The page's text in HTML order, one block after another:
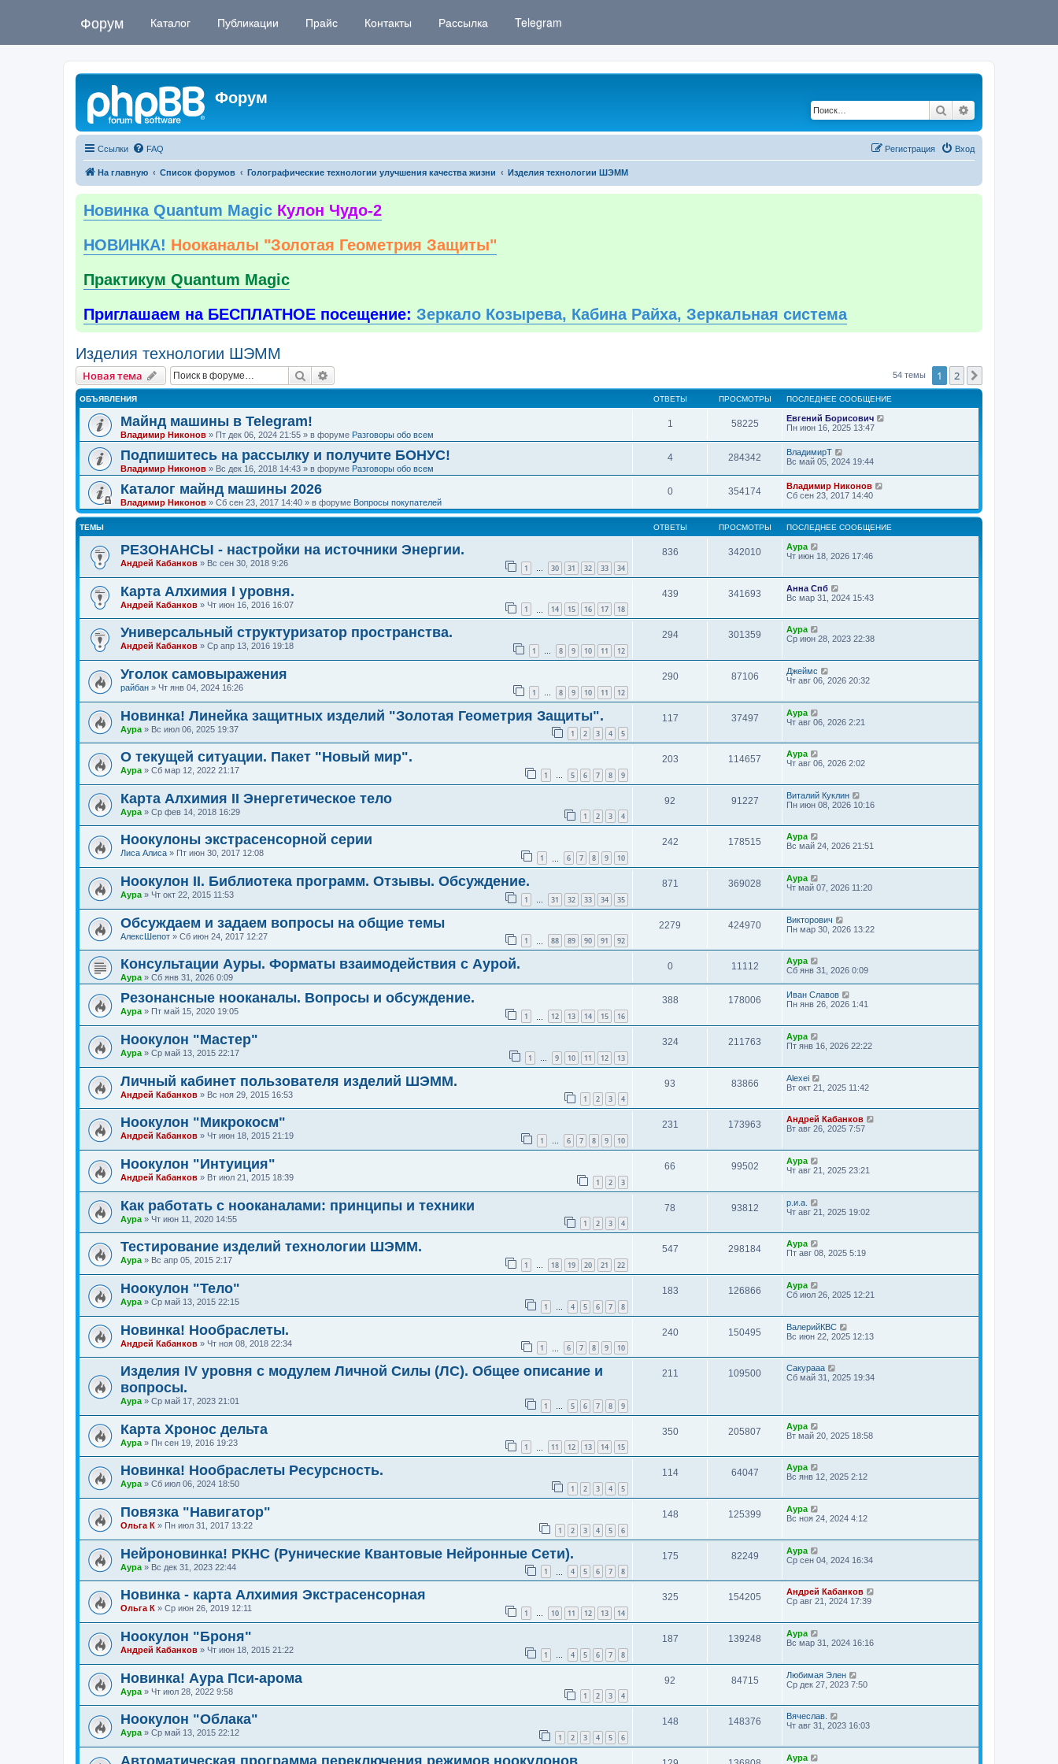
Форум Каталог Публикации Прайс Контакты Рассылка Telegram
Форум
Поиск
Ссылки FAQ Вход
Регистрация
На главную Список форумов Голографические технологии улучшения качества жизни Изделия технологии ШЭММ
Новинка Quantum Magic Кулон Чудо-2
НОВИНКА! Нооканалы "Золотая Геометрия Защиты"
Практикум Quantum Magic
Приглашаем на БЕСПЛАТНОЕ посещение: Зеркало Козырева, Кабина Райха, Зеркальная система
Изделия технологии ШЭММ
Новая тема Поиск 54 темы 1 2
ОБЪЯВЛЕНИЯ ОТВЕТЫ ПРОСМОТРЫ ПОСЛЕДНЕЕ СООБЩЕНИЕ
Майнд машины в Telegram!
Владимир Никонов » Пт дек 06, 2024 21:55 » в форуме Разговоры обо всем
1 58225
Евгений Борисович
Пн июн 16, 2025 13:47
Подпишитесь на рассылку и получите БОНУС!
Владимир Никонов » Вс дек 16, 2018 14:43 » в форуме Разговоры обо всем
4 284342
ВладимирТ
Вс май 05, 2024 19:44
Каталог майнд машины 2026
Владимир Никонов » Сб сен 23, 2017 14:40 » в форуме Вопросы покупателей
0 354174
Владимир Никонов
Сб сен 23, 2017 14:40
ТЕМЫ ОТВЕТЫ ПРОСМОТРЫ ПОСЛЕДНЕЕ СООБЩЕНИЕ
РЕЗОНАНСЫ - настройки на источники Энергии.
Андрей Кабанков » Вс сен 30, 2018 9:26 1 … 30 31 32 33 34
836 342010
Аура
Чт июн 18, 2026 17:46
Карта Алхимия I уровня.
Андрей Кабанков » Чт июн 16, 2016 16:07 1 14 15 16 17 18
439 341693
Анна Спб
Вс мар 31, 2024 15:43
Универсальный структуризатор пространства.
Андрей Кабанков » Ср апр 13, 2016 19:18 1 … 8 9 10 11 12
294 301359
Аура
Ср июн 28, 2023 22:38
Уголок самовыражения
райбан » Чт янв 04, 2024 16:26 1 … 8 9 10 11 12
290 87106
Джеймс
Чт авг 06, 2026 20:32
Новинка! Линейка защитных изделий "Золотая Геометрия Защиты".
Аура » Вс июл 06, 2025 19:37 1 2 3 4 5
117 37497
Аура
Чт авг 06, 2026 2:21
О текущей ситуации. Пакет "Новый мир".
Аура » Сб мар 12, 2022 21:17 1 … 5 6 7 8 9
203 114657
Аура
Чт авг 06, 2026 2:02
Карта Алхимия II Энергетическое тело
Аура » Ср фев 14, 2018 16:29 1 2 3 4
92 91227
Виталий Куклин
Пн июн 08, 2026 10:16
Ноокулоны экстрасенсорной серии
Лиса Алиса » Пт июн 30, 2017 12:08 1 6 7 8 9 10
242 178515
Аура
Вс май 24, 2026 21:51
Ноокулон II. Библиотека программ. Отзывы. Обсуждение.
Аура » Чт окт 22, 2015 11:53 1 … 31 32 33 34 35
871 369028
Аура
Чт май 07, 2026 11:20
Обсуждаем и задаем вопросы на общие темы
АлексШепот » Сб июн 24, 2017 12:27 1 88 89 90 91 92
2279 424970
Викторович
Пн мар 30, 2026 13:22
Консультации Ауры. Форматы взаимодействия с Аурой.
Аура» Сб янв 31, 2026 0:09
0 11112
Аура
Сб янв 31, 2026 0:09
Резонансные нооканалы. Вопросы и обсуждение.
Аура» Пт май 15, 2020 19:05 1 12 13 14 15 16
388 178006
Иван Славов
Пн янв 26, 2026 1:41
Ноокулон "Мастер"
Аура » Ср май 13, 2015 22:17 1 … 9 10 11 12 13
324 211763
Аура
Пт янв 16, 2026 22:22
Личный кабинет пользователя изделий ШЭММ.
Андрей Кабанков » Вс ноя 29, 2015 16:53 1 2 3 4
93 83866
Alexei
Вт окт 21, 2025 11:42
Ноокулон "Микрокосм"
Андрей Кабанков » Чт июн 18, 2015 21:19 1 … 6 7 8 9 10
231 173963
Андрей Кабанков
Вт авг 26, 2025 7:57
Ноокулон "Интуиция"
Андрей Кабанков » Вт июл 21, 2015 18:39 1 2 3
66 99502
Аура
Чт авг 21, 2025 23:21
Как работать с нооканалами: принципы и техники
Аура » Чт июн 11, 2020 14:55 1 2 3 4
78 93812
р.и.а.
Чт авг 21, 2025 19:02
Тестирование изделий технологии ШЭММ.
Аура » Вс апр 05, 2015 2:17 1 … 18 19 20 21 22
547 298184
Аура
Пт авг 08, 2025 5:19
Ноокулон "Тело"
Аура » Ср май 13, 2015 22:15 1 4 5 6 7 8
183 126866
Аура
Сб июл 26, 2025 12:21
Новинка! Нообраслеты.
Андрей Кабанков » Чт ноя 08, 2018 22:34 1 6 7 8 9 10
240 150495
ВалерийКВС
Вс июн 22, 2025 12:13
Изделия IV уровня с модулем Личной Силы (ЛС). Общее описание и
вопросы.
Аура » Ср май 17, 2023 21:01 1 … 5 6 7 8 9
211 109500
Сакурааа
Сб май 31, 2025 19:34
Карта Хронос дельта
Аура » Пн сен 19, 2016 19:23 1 11 12 13 14 15
350 205807
Аура
Вт май 20, 2025 18:58
Новинка! Нообраслеты Ресурсность.
Аура» Сб июл 06, 2024 18:50 1 2 3 4 5
114 64047
Аура
Вс янв 12, 2025 2:12
Повязка "Навигатор"
Ольга К » Пн июл 31, 2017 13:22 1 2 3 4 5 6
148 125399
Аура
Вс ноя 24, 2024 4:12
Нейроновинка! РКНС (Рунические Квантовые Нейронные Сети).
Аура » Вс дек 31, 2023 22:44 1 4 5 6 7 8
175 82249
Аура
Ср сен 04, 2024 16:34
Новинка - карта Алхимия Экстрасенсорная
Ольга К » Ср июн 26, 2019 12:11 1 … 10 11 12 13 14
325 154205
Андрей Кабанков
Ср авг 21, 2024 17:39
Ноокулон "Броня"
Андрей Кабанков » Чт июн 18, 2015 21:22 1 … 4 5 6 7 8
187 139248
Аура
Вс мар 31, 2024 16:16
Новинка! Аура Пси-арома
Аура » Чт июл 28, 2022 9:58 1 2 3 4
92 84715
Любимая Элен
Ср дек 27, 2023 7:50
Ноокулон "Облака"
Аура » Ср май 13, 2015 22:12 1 2 3 4 5 6
148 148376
Вячеслав.
Чт авг 31, 2023 16:03
Автоматическая программа переключения режимов ноокулонов
Аура